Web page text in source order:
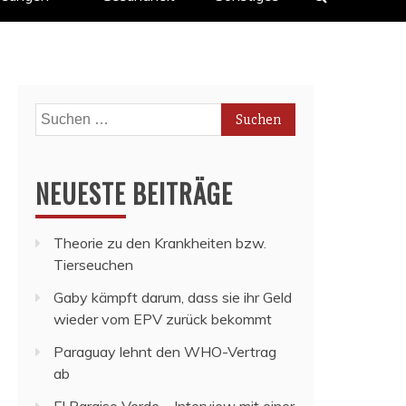
Suchen
nach:
NEUESTE BEITRÄGE
Theorie zu den Krankheiten bzw.
Tierseuchen
Gaby kämpft darum, dass sie ihr Geld
wieder vom EPV zurück bekommt
Paraguay lehnt den WHO-Vertrag
ab